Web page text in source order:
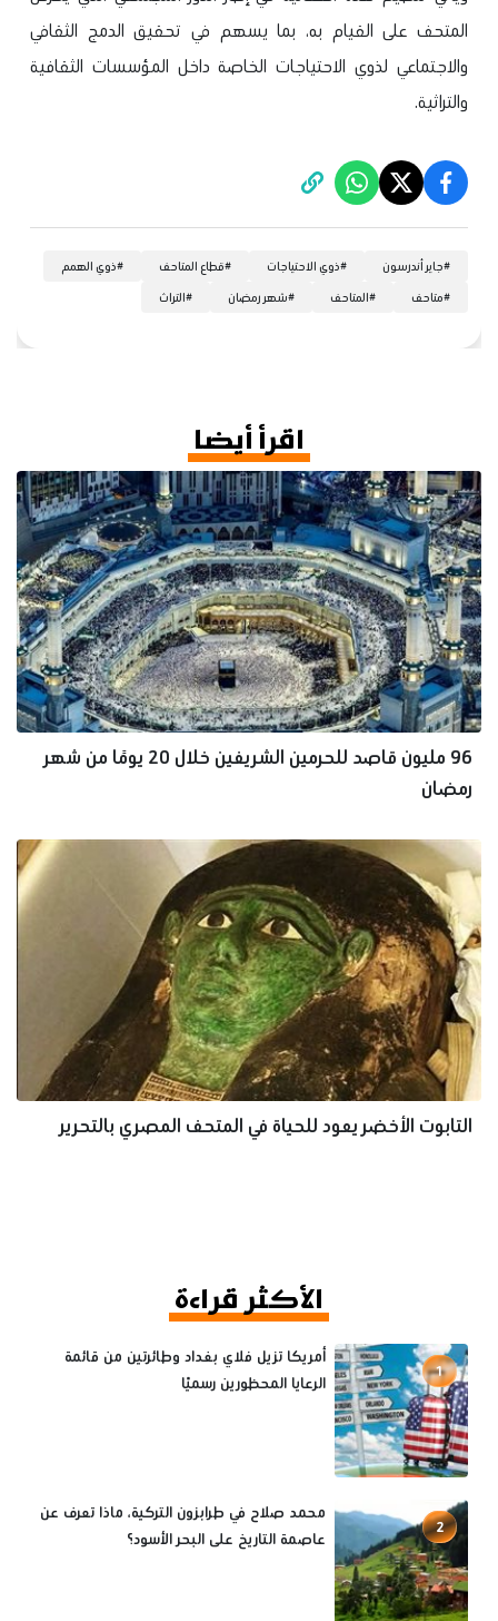
المتحف على القيام به، بما يسهم في تحقيق الدمج الثقافي
والاجتماعي لذوي الاحتياجات الخاصة داخل المؤسسات الثقافية
والتراثية.
#جاير أندرسون #ذوي الاحتياجات #قطاع المتاحف #ذوي الهمم
#متاحف #المتاحف #شهر رمضان #التراث
اقرأ أيضا
96 مليون قاصد للحرمين الشريفين خلال 20 يومًا من شهر
رمضان
التابوت الأخضر يعود للحياة في المتحف المصري بالتحرير
الأكثر قراءة
1
أمريكا تزيل فلاي بغداد وطائرتين من قائمة
الرعايا المحظورين رسميًا
2
محمد صلاح في طرابزون التركية، ماذا تعرف عن
عاصمة التاريخ على البحر الأسود؟